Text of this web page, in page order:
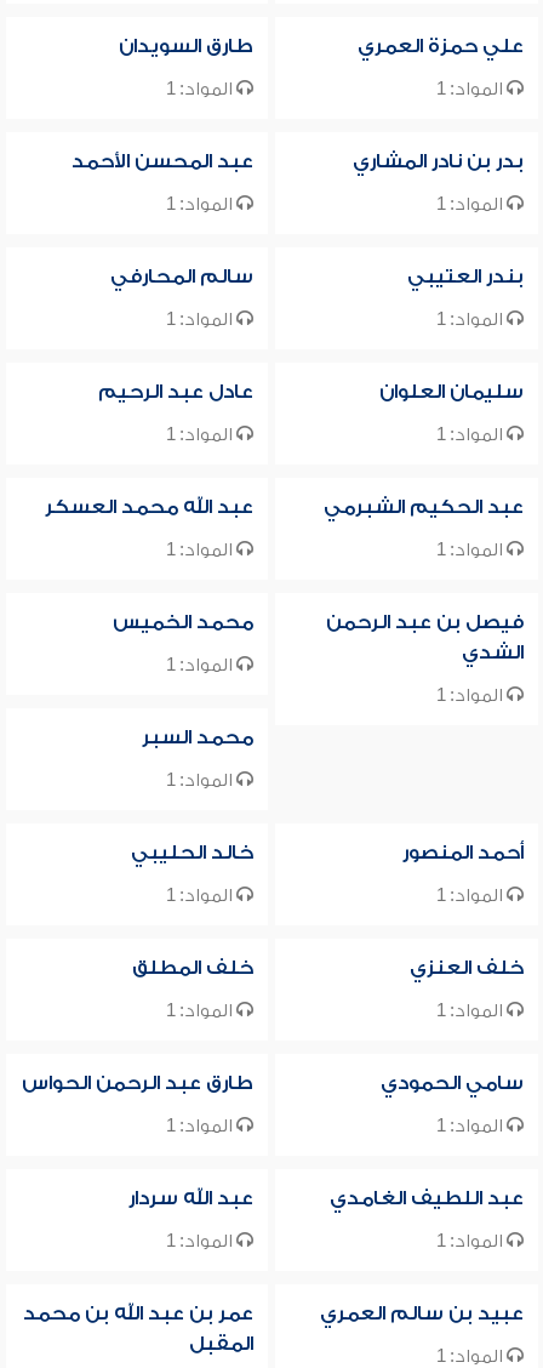
علي حمزة العمري
المواد: 1
طارق السويدان
المواد: 1
بدر بن نادر المشاري
المواد: 1
عبد المحسن الأحمد
المواد: 1
بندر العتيبي
المواد: 1
سالم المحارفي
المواد: 1
سليمان العلوان
المواد: 1
عادل عبد الرحيم
المواد: 1
عبد الحكيم الشبرمي
المواد: 1
عبد الله محمد العسكر
المواد: 1
فيصل بن عبد الرحمن
الشدي
المواد: 1
محمد الخميس
المواد: 1
محمد السبر
المواد: 1
أحمد المنصور
المواد: 1
خالد الحليبي
المواد: 1
خلف العنزي
المواد: 1
خلف المطلق
المواد: 1
سامي الحمودي
المواد: 1
طارق عبد الرحمن الحواس
المواد: 1
عبد اللطيف الغامدي
المواد: 1
عبد الله سردار
المواد: 1
عبيد بن سالم العمري
المواد: 1
عمر بن عبد الله بن محمد
المقبل